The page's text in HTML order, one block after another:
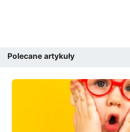
Polecane artykuły